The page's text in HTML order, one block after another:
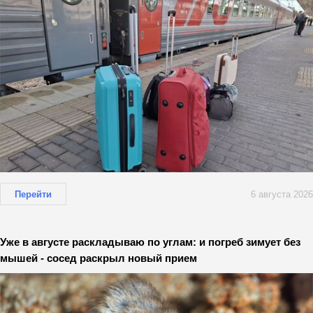
Перейти 6 августа 2026
Уже в августе раскладываю по углам: и погреб зимует без
мышей - сосед раскрыл новый прием